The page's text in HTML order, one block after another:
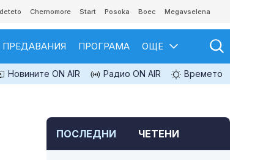
Chernomore Start Posoka Boec Megavselena
ПРЕДАВАНИЯ ПРОГРАМА ОЩЕ
Новините ON AIR Радио ON AIR Времето
ПОСЛЕДНИ ЧЕТЕНИ